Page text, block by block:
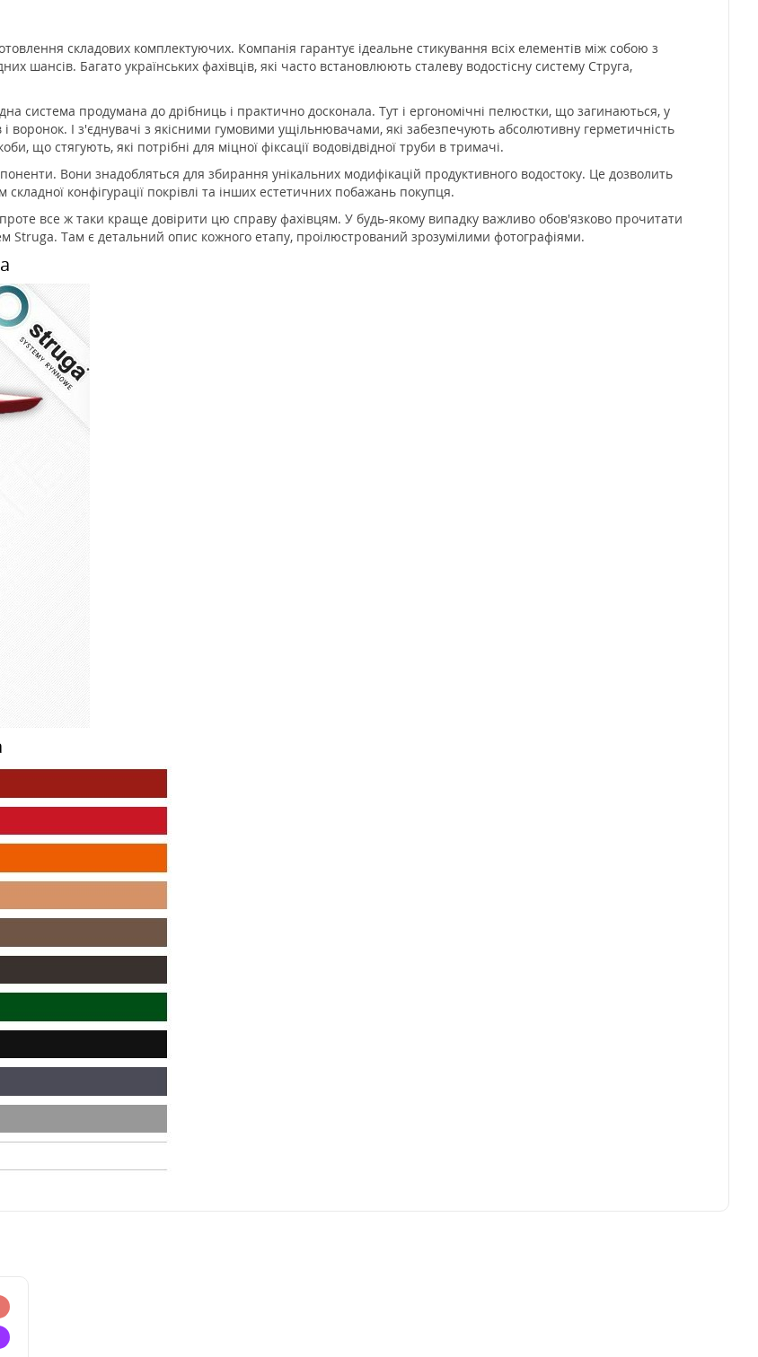
складових комплектуючих. Компанія гарантує ідеальне стикування всіх елементів між собою з
Багато українських фахівців, які часто встановлюють сталеву водостісну систему Струга,
система продумана до дрібниць і практично досконала. Тут і ергономічні пелюстки, що загинаються, у
і воронок. І з'єднувачі з якісними гумовими ущільнювачами, які забезпечують абсолютивну герметичність
що стягують, які потрібні для міцної фіксації водовідвідної труби в тримачі.
Вони знадобляться для збирання унікальних модифікацій продуктивного водостоку. Це дозволить
конфігурації покрівлі та інших естетичних побажань покупця.
все ж таки краще довірити цю справу фахівцям. У будь-якому випадку важливо обов'язково прочитати
Struga. Там є детальний опис кожного етапу, проілюстрований зрозумілими фотографіями.